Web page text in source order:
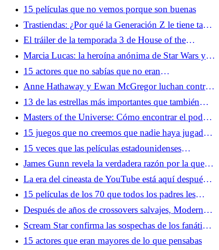
subestimado está dominando las ventas de cómics
en este momento
15 películas que no vemos porque son buenas
Trastiendas: ¿Por qué la Generación Z le tiene tanto
miedo a los años 80?
El tráiler de la temporada 3 de House of the
Dragon nos recuerda que gobernar es más difícil
que luchar
Marcia Lucas: la heroína anónima de Star Wars y
mucho más
15 actores que no sabías que no eran
estadounidenses
Anne Hathaway y Ewan McGregor luchan contra
dinosaurios en una película que NO ES Jurassic
Park
13 de las estrellas más importantes que también
están interesadas en Scientology
Masters of the Universe: Cómo encontrar el poder
de Greyskull en 2026
15 juegos que no creemos que nadie haya jugado
hasta el final
15 veces que las películas estadounidenses
fingieron que México era amarillo
James Gunn revela la verdadera razón por la que
Superman y Brainiac tienen problemas
La era del cineasta de YouTube está aquí después
del triunfo de Backrooms y Obsession
15 películas de los 70 que todos los padres les
hicieron ver
Después de años de crossovers salvajes, Modern
Warfare 4 quiere que lo tomen en serio nuevamente
Scream Star confirma las sospechas de los fanáticos
sobre el destino del icónico villano
15 actores que eran mayores de lo que pensabas